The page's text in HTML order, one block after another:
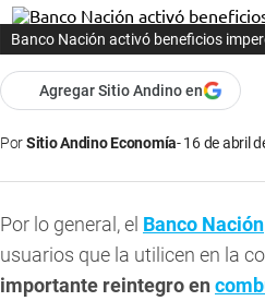
Banco Nación activó beneficios
Agregar Sitio Andino en
PorSitio Andino Economía 16 de abril
Por lo general, el Banco Nación
usuarios que la utilicen en la
importante reintegro en